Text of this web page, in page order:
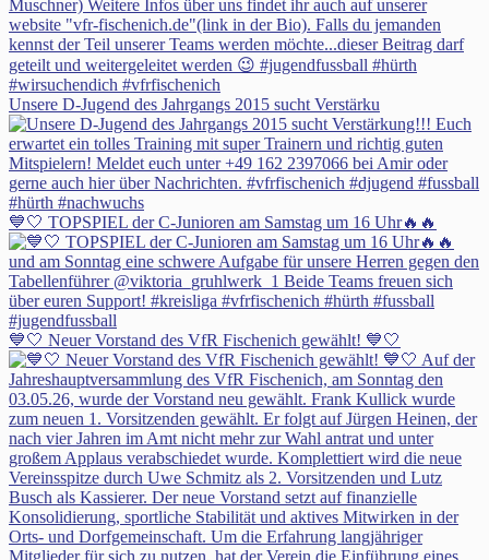
Unsere D-Jugend des Jahrgangs 2015 sucht Verstärku
💙🤍 TOPSPIEL der C-Junioren am Samstag um 16 Uhr🔥🔥
💙🤍 Neuer Vorstand des VfR Fischenich gewählt! 💙🤍